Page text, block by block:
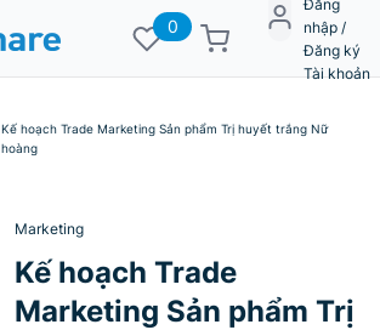
0
Đăng
nhập /
Đăng ký
Tài khoản
Kế hoạch Trade Marketing Sản phẩm Trị huyết trắng Nữ
hoàng
Marketing
Kế hoạch Trade
Marketing Sản phẩm Trị